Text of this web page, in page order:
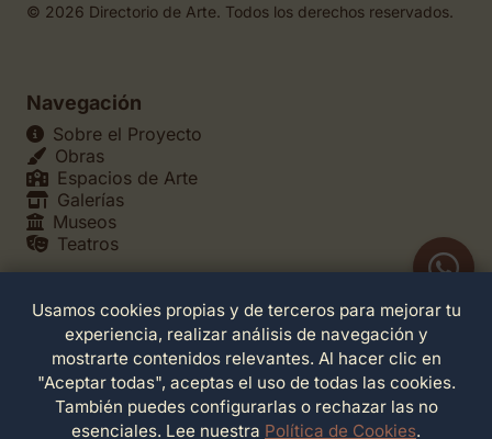
© 2026 Directorio de Arte. Todos los derechos reservados.
Navegación
Sobre el Proyecto
Obras
Espacios de Arte
Galerías
Museos
Teatros
Legales
Política de Privacidad
Política de Cookies
Configuración de Cookies
Términos de Servicio
Usamos cookies propias y de terceros para mejorar tu
experiencia, realizar análisis de navegación y
mostrarte contenidos relevantes. Al hacer clic en
"Aceptar todas", aceptas el uso de todas las cookies.
También puedes configurarlas o rechazar las no
esenciales. Lee nuestra Política de Cookies.